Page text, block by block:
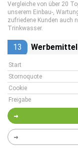
Vergleiche von über 20
unserem Einbau-,
zufriedene Kunden auch
Trinkwasser.
13 Werbemittel
Start
Stornoquote
Cookie
Freigabe